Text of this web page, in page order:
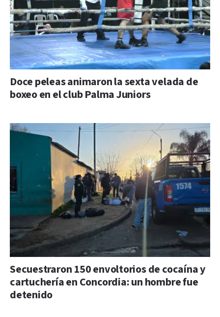
Doce peleas animaron la sexta velada de
boxeo en el club Palma Juniors
Secuestraron 150 envoltorios de cocaína y
cartuchería en Concordia: un hombre fue
detenido